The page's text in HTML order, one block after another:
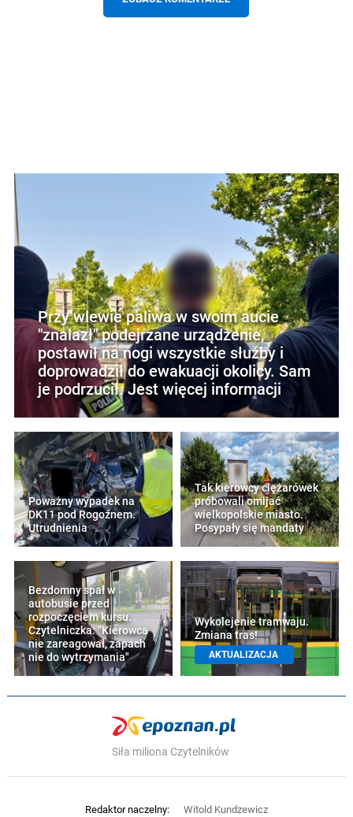
Przy wlewie paliwa w swoim aucie
"znalazł" podejrzane urządzenie,
postawił na nogi wszystkie służby i
doprowadził do ewakuacji okolicy. Sam
je podrzucił. Jest więcej informacji
Poważny wypadek na
DK11 pod Rogoźnem.
Utrudnienia
Tak kierowcy ciężarówek
próbowali omijać
wielkopolskie miasto.
Posypały się mandaty
Bezdomny spał w
autobusie przed
rozpoczęciem kursu.
Czytelniczka: "Kierowca
nie zareagował, zapach
nie do wytrzymania"
Wykolejenie tramwaju.
Zmiana tras!
AKTUALIZACJA
Siła miliona Czytelników
Redaktor naczelny: Witold Kundzewicz